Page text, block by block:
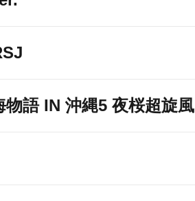
物語 IN 沖縄5 夜桜超旋